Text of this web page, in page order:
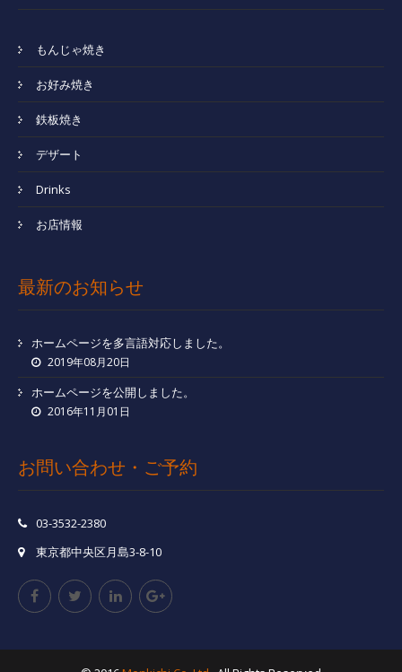
もんじゃ焼き
お好み焼き
鉄板焼き
デザート
Drinks
お店情報
最新のお知らせ
ホームページを多言語対応しました。
2019年08月20日
ホームページを公開しました。
2016年11月01日
お問い合わせ・ご予約
03-3532-2380
東京都中央区月島3-8-10